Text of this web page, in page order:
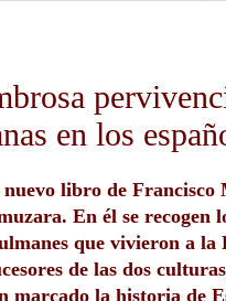
en los
nuevo libro de Francisco
En él se recogen
que vivieron a
de las dos
marcado la historia de